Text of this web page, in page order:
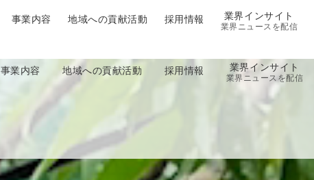
事業内容 地域への貢献活動 採用情報 業界インサイト
業界ニュースを配信
事業内容 地域への貢献活動 採用情報 業界インサイト
業界ニュースを配信